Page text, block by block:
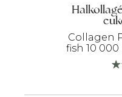
Collagen
fish 10 000